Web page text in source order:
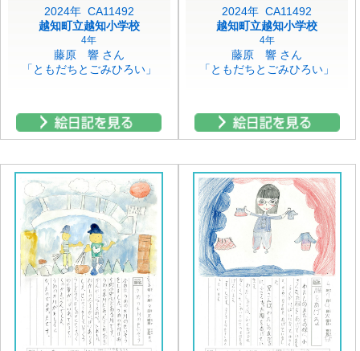
2024年 CA11492
越知町立越知小学校
4年
藤原 響 さん
「ともだちとごみひろい」
2024年 CA11492
越知町立越知小学校
4年
藤原 響 さん
「ともだちとごみひろい」